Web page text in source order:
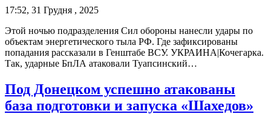
17:52, 31 Грудня , 2025
Этой ночью подразделения Сил обороны нанесли удары по
объектам энергетического тыла РФ. Где зафиксированы
попадания рассказали в Генштабе ВСУ. УКРАИНА|Кочегарка.
Так, ударные БпЛА атаковали Туапсинский…
Под Донецком успешно атакованы
база подготовки и запуска «Шахедов»